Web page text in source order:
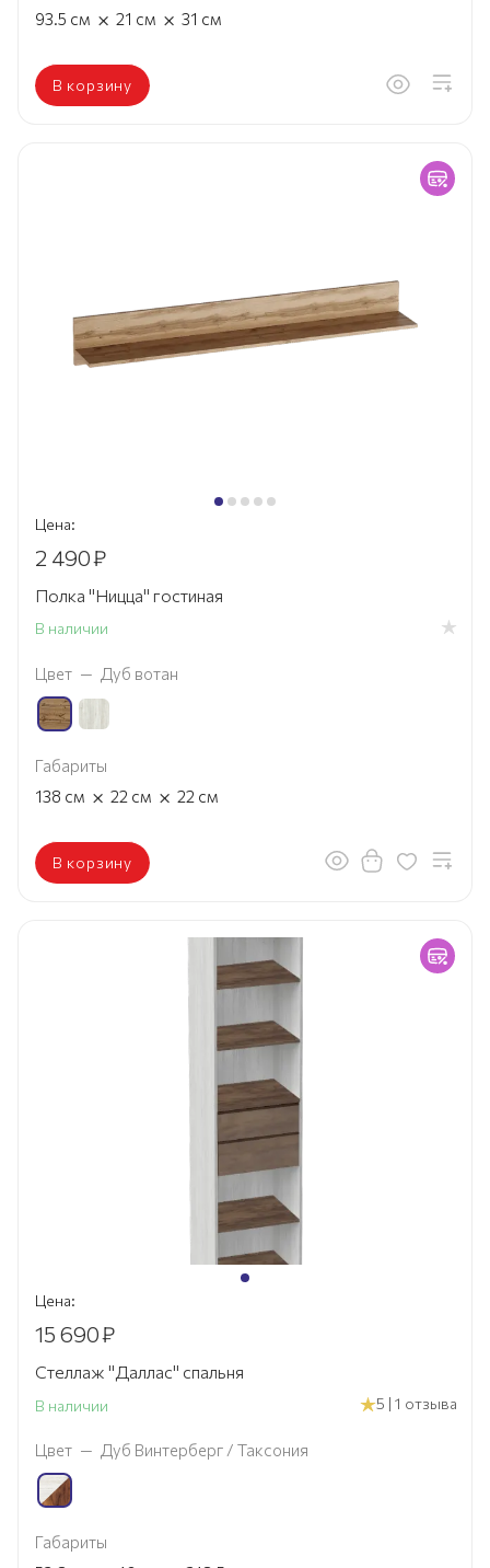
93.5 см × 21 см × 31 см
В корзину
Цена:
2 490₽
Полка "Ницца" гостиная
В наличии
Цвет — Дуб вотан
Габариты
138 см × 22 см × 22 см
В корзину
Цена:
15 690₽
Стеллаж "Даллас" спальня
В наличии 5 | 1 отзыва
Цвет — Дуб Винтерберг / Таксония
Габариты